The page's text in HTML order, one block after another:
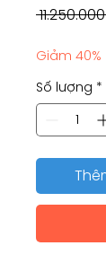
Giảm 40%
Số lượng *